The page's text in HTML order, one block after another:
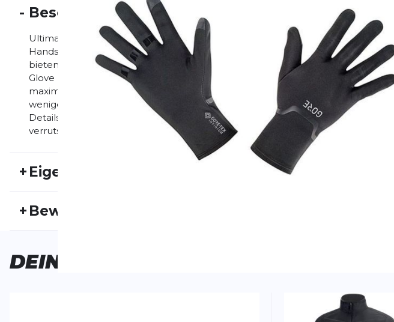
- Beschreibung
Ultimatives Tastgefühl und Halt bei jedem Abenteuer – diese GORE-TEX
Handschuhe machen alle Ihre Bewegungen mit. Dauerhaft wasserabweisend
bieten sie maximalen Komfort und Sicherheit in den Bergen. GORE-TEX
Glove Produkt Technologie Ergonomisch aktiv vorgeformte 3D-Konstruktion
maximale Bewegungsfreiheit und Vielseitigkeit Ein-Saum-Konstruktion für
weniger Gewicht Optimiertes Tastgefühl für Touchscreen-Bedienung mit
Details an allen Seiten Schmale, eng anliegende Ärmelbündchen, die im Einsatz
verrutschen Absolut winddicht, extrem atmungsaktiv und wasserabweisend
+ Eigenschaften
Expert:
+ Bewertungen
DEINE